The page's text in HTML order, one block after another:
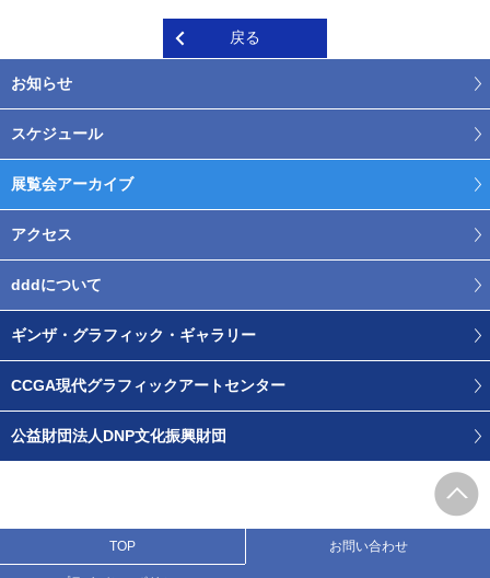
戻る
お知らせ
スケジュール
展覧会アーカイブ
アクセス
dddについて
ギンザ・グラフィック・ギャラリー
CCGA現代グラフィックアートセンター
公益財団法人DNP文化振興財団
TOP お問い合わせ